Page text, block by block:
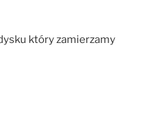
który zamierzamy